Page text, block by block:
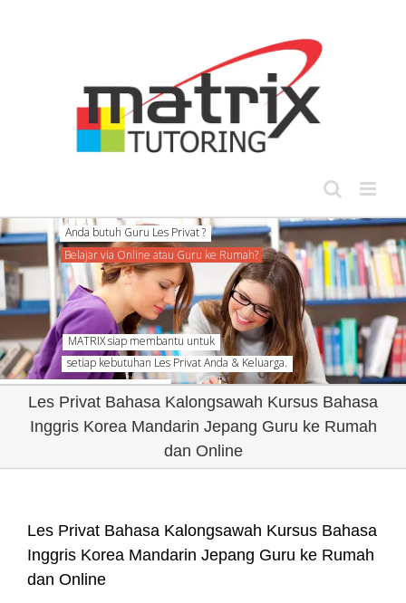
MATRIX siap membantu untuk
setiap kebutuhan Les Privat Anda & Keluarga.
Les Privat Bahasa Kalongsawah Kursus Bahasa
Inggris Korea Mandarin Jepang Guru ke Rumah
dan Online
Les Privat Bahasa Kalongsawah Kursus Bahasa
Inggris Korea Mandarin Jepang Guru ke Rumah
dan Online